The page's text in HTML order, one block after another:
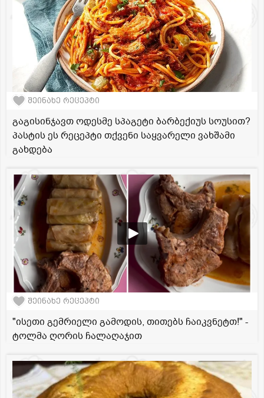
შეინახე რეცეპტი
გაგისინჯავთ ოდესმე სპაგეტი ბარბექიუს სოუსით?
პასტის ეს რეცეპტი თქვენი საყვარელი ვახშამი
გახდება
შეინახე რეცეპტი
"ისეთი გემრიელი გამოდის, თითებს ჩაიკვნეტთ!" -
ტოლმა ღორის ჩალაღაჯით